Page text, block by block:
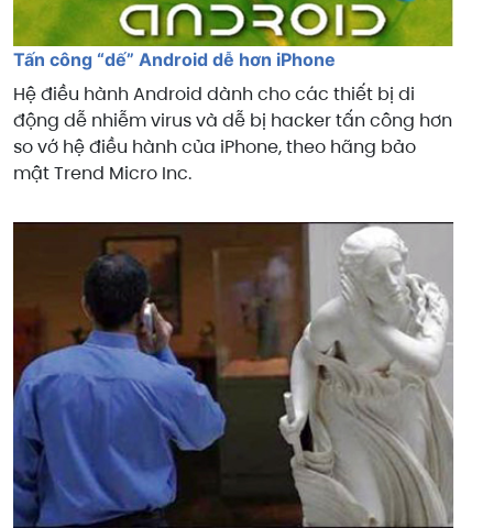
Tấn công “dế” Android dễ hơn iPhone
Hệ điều hành Android dành cho các thiết bị di
động dễ nhiễm virus và dễ bị hacker tấn công hơn
so vớ hệ điều hành của iPhone, theo hãng bảo
mật Trend Micro Inc.